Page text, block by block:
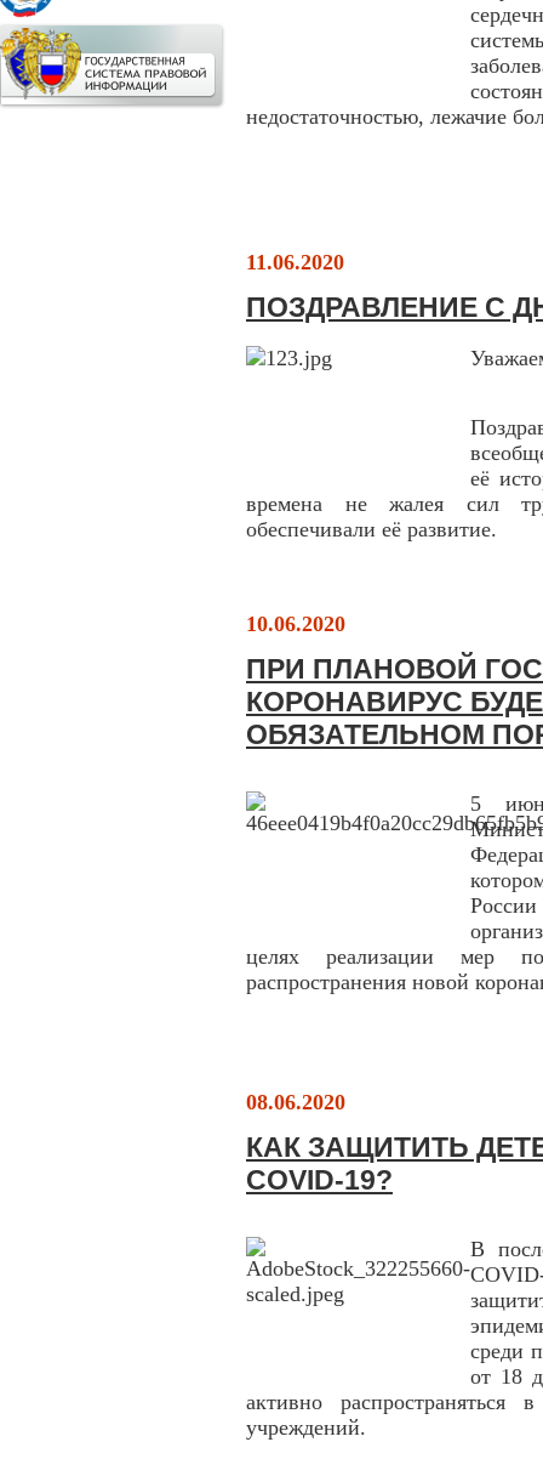
недостаточностью, лежачие
11.06.2020
ПОЗДРАВЛЕНИЕ С
её
времена не жалея сил
обеспечивали её развитие.
10.06.2020
ПРИ ПЛАНОВОЙ
КОРОНАВИРУС
ОБЯЗАТЕЛЬНОМ
5
целях реализации мер
распространения новой
08.06.2020
КАК ЗАЩИТИТЬ
COVID-19?
В
среди
от 18
активно распространяться
учреждений.